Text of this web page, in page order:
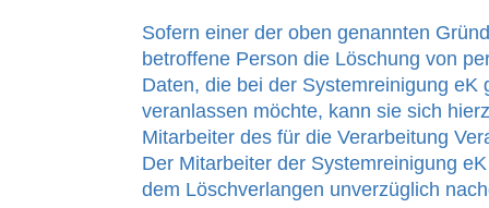
Sofern einer der oben genannten
betroffene Person die Löschung von
Daten, die bei der Systemreinigung eK
veranlassen möchte, kann sie sich
Mitarbeiter des für die Verarbeitung
Der Mitarbeiter der Systemreinigung
dem Löschverlangen unverzüglich